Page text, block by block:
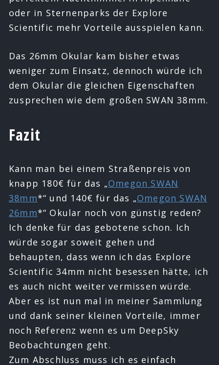
oder in Sternenparks der Explore
Scientific mehr Vorteile ausspielen kann.
Das 26mm Okular kam bisher etwas
weniger zum Einsatz, dennoch würde ich
dem Okular die gleichen Eigenschaften
zusprechen wie dem großen SWAN 38mm.
Fazit
Kann man bei einem Straßenpreis von
knapp 180€ für das „Omegon SWAN
38mm*“ und 140€ für das „Omegon SWAN
26mm*“ Okular noch von günstig reden?
Ich denke für das gebotene schon. Ich
würde sogar soweit gehen und
behaupten, dass wenn ich das Explore
Scientific 34mm nicht besessen hätte, ich
es auch nicht weiter vermissen würde.
Aber es ist nun mal in meiner Sammlung
und dank seiner kleinen Vorteile, immer
noch Referenz wenn es um DeepSky
Beobachtungen geht.
Zum Abschluss muss ich es einfach